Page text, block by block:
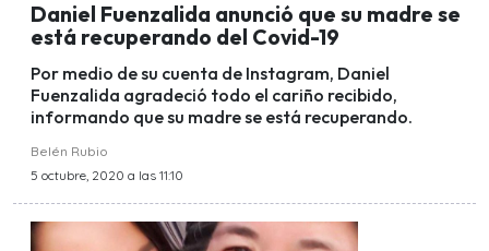
Daniel Fuenzalida anunció que su madre se
está recuperando del Covid-19
Por medio de su cuenta de Instagram, Daniel
Fuenzalida agradeció todo el cariño recibido,
informando que su madre se está recuperando.
Belén Rubio
5 octubre, 2020 a las 11:10